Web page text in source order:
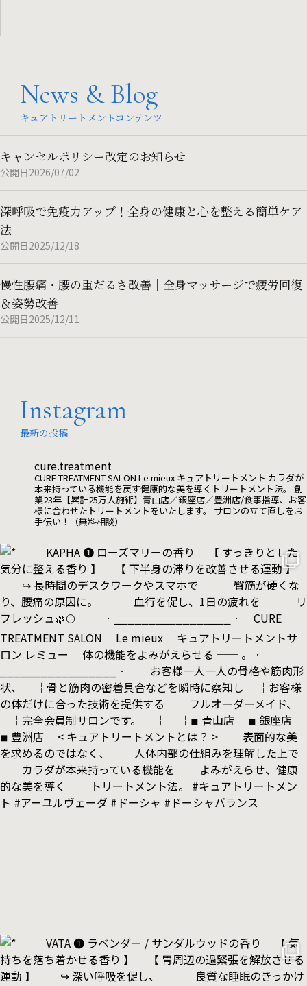
News & Blog
キュアトリートメントコンテンツ
キャンセルポリシー改定のお知らせ
公開日2026/07/02
深呼吸で免疫力アップ！全身の健康と心を整える簡単ケア
法
公開日2025/12/18
慢性腰痛・腰の重だるさ改善｜全身マッサージで疲労回復
＆姿勢改善
公開日2025/12/11
Instagram
最新の投稿
cure.treatment
CURE TREATMENT SALON Le mieux キュアトリートメント カラダが
本来持っている機能を戻す健康的な美を導くトリートメント法。
創
業23年【累計25万人施術】青山店／銀座店／豊洲店/食事指導、お客
様に合わせたトリートメントをいたします。
サロンの立て直しをお
手伝い！（無料相談）